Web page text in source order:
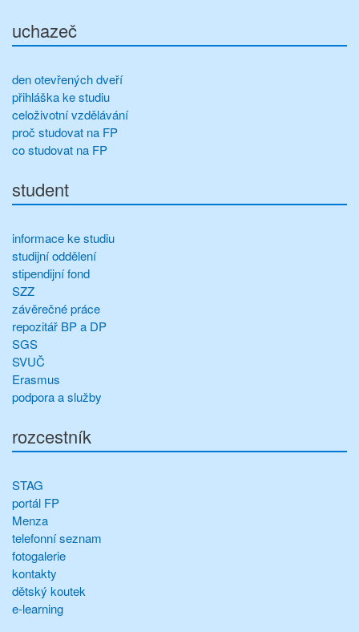
uchazeč
den otevřených dveří
přihláška ke studiu
celoživotní vzdělávání
proč studovat na FP
co studovat na FP
student
informace ke studiu
studijní oddělení
stipendijní fond
SZZ
závěrečné práce
repozitář BP a DP
SGS
SVUČ
Erasmus
podpora a služby
rozcestník
STAG
portál FP
Menza
telefonní seznam
fotogalerie
kontakty
dětský koutek
e-learning